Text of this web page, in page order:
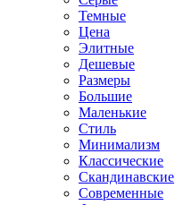
Темные
Цена
Элитные
Дешевые
Размеры
Большие
Маленькие
Стиль
Минимализм
Классические
Скандинавские
Современные